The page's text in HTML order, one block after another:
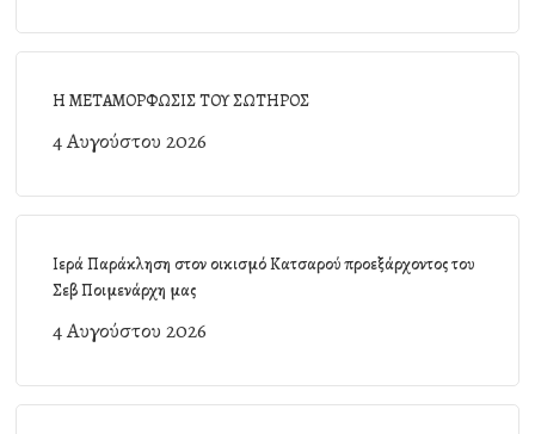
Η ΜΕΤΑΜΟΡΦΩΣΙΣ ΤΟΥ ΣΩΤΗΡΟΣ
4 Αυγούστου 2026
Ιερά Παράκληση στον οικισμό Κατσαρού προεξάρχοντος του
Σεβ Ποιμενάρχη μας
4 Αυγούστου 2026